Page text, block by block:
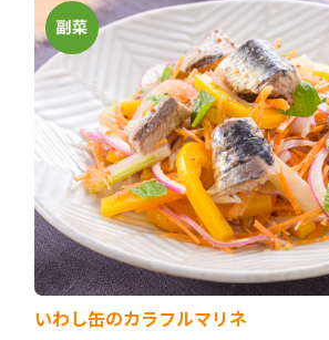
いわし缶のカラフルマリネ